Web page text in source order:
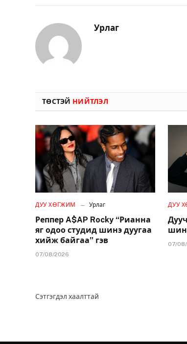
Урлаг
ТӨСТЭЙ НИЙТЛЭЛ
ДУУ ХӨГЖИМ Урлаг
Реппер A$AP Rocky “Рианна
яг одоо студид шинэ дуугаа
хийж байгаа” гэв
07/08/2026
ДУУ
07/
Сэтгэгдэл хаалттай